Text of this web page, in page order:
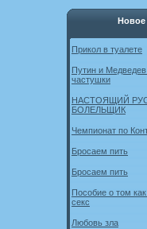
Новое
Прикол в туалете
Путин и
частушки
НАСТОЯЩИЙ
БОЛЕЛЬЩИК
Чемпионат по
Бросаем пить
Бросаем пить
Пособие о том
секс
Любовь зла